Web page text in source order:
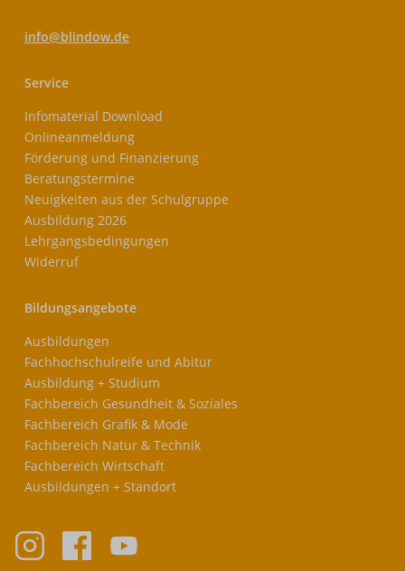
info@blindow.de
Service
Infomaterial Download
Onlineanmeldung
Förderung und Finanzierung
Beratungstermine
Neuigkeiten aus der Schulgruppe
Ausbildung 2026
Lehrgangsbedingungen
Widerruf
Bildungsangebote
Ausbildungen
Fachhochschulreife und Abitur
Ausbildung + Studium
Fachbereich Gesundheit & Soziales
Fachbereich Grafik & Mode
Fachbereich Natur & Technik
Fachbereich Wirtschaft
Ausbildungen + Standort